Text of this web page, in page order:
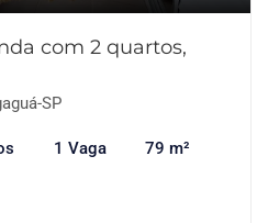
com 2 quartos,
SP
1 Vaga 79 m²